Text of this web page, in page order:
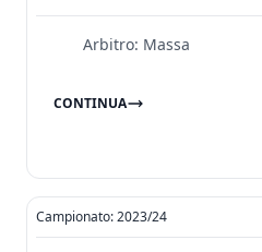
Arbitro: Massa
CONTINUA
Campionato: 2023/24